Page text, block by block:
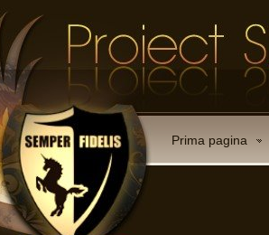
Prima pagina